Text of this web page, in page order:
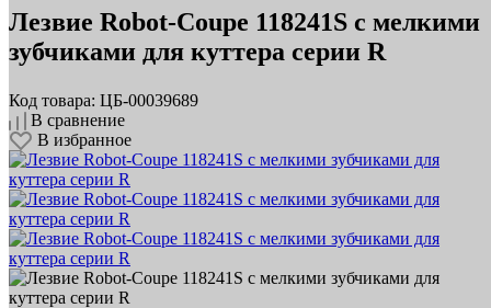
Лезвие Robot-Coupe 118241S с мелкими
зубчиками для куттера серии R
Код товара: ЦБ-00039689
В сравнение
В избранное